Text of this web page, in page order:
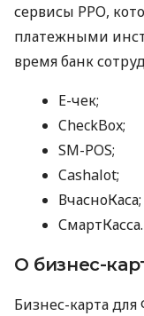
сервисы РРО,
платежными
время банк
E-чек;
CheckBox;
SM-POS;
Cashalot;
ВчасноКаса;
СмартКасса.
О бизнес-
Бизнес-карта